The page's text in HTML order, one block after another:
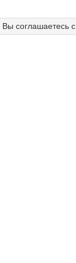
соглашаетесь с